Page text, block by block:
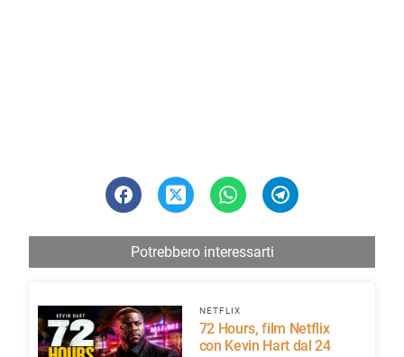
Potrebbero interessarti
NETFLIX
72 Hours, film Netflix
con Kevin Hart dal 24